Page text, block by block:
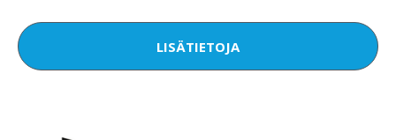
LISÄTIETOJA